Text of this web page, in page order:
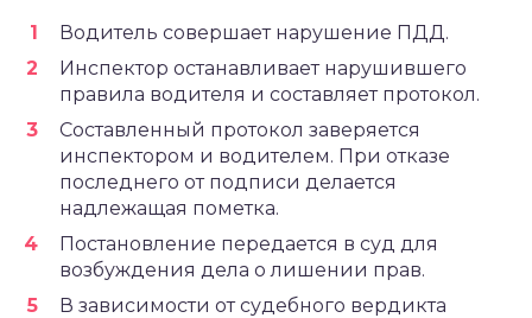
Водитель совершает нарушение ПДД.
Инспектор останавливает нарушившего
правила водителя и составляет протокол.
Составленный протокол заверяется
инспектором и водителем. При отказе
последнего от подписи делается
надлежащая пометка.
Постановление передается в суд для
возбуждения дела о лишении прав.
В зависимости от судебного вердикта